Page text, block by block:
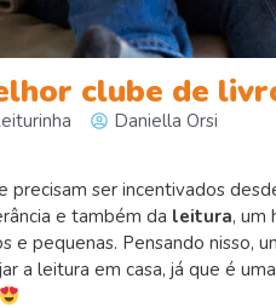
clube de
Daniella Orsi
precisam ser incentivados
e também da leitura, um
e pequenas. Pensando nisso,
a leitura em casa, já que é